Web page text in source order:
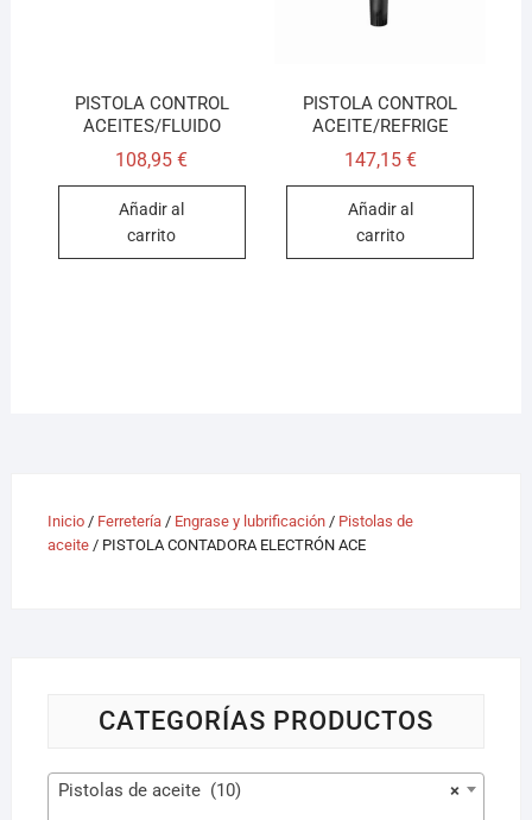
PISTOLA CONTROL
ACEITES/FLUIDO
108,95€
Añadir al
carrito
PISTOLA CONTROL
ACEITE/REFRIGE
147,15 €
Añadir al
carrito
Inicio/ Ferretería/ Engrase y lubrificación/ Pistolas de
aceite/ PISTOLA CONTADORA ELECTRÓN ACE
CATEGORÍAS PRODUCTOS
×
Pistolas de aceite (10)